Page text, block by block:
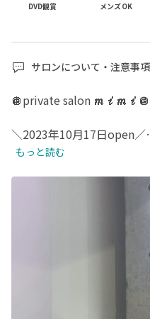
DVD観賞 メンズOK
サロンについて・注意事項
🪩private salon 𝓶𝓲𝓶𝓲🪩
＼2023年10月17日open／
中崎町4番出口から徒歩5
new openな為ハンドモ
※施術後はsns掲載の為、
もっと読む